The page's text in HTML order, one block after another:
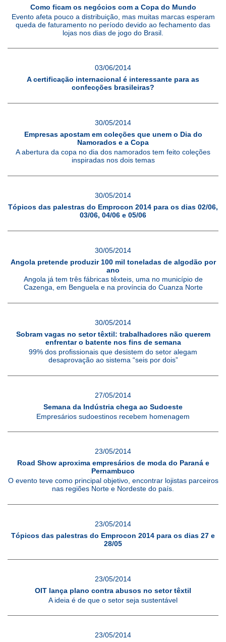
Como ficam os negócios com a Copa do Mundo
Evento afeta pouco a distribuição, mas muitas marcas esperam
queda de faturamento no período devido ao fechamento das
lojas nos dias de jogo do Brasil.
03/06/2014
A certificação internacional é interessante para as
confecções brasileiras?
30/05/2014
Empresas apostam em coleções que unem o Dia do
Namorados e a Copa
A abertura da copa no dia dos namorados tem feito coleções
inspiradas nos dois temas
30/05/2014
Tópicos das palestras do Emprocon 2014 para os dias 02/06,
03/06, 04/06 e 05/06
30/05/2014
Angola pretende produzir 100 mil toneladas de algodão por
ano
Angola já tem três fábricas têxteis, uma no município de
Cazenga, em Benguela e na província do Cuanza Norte
30/05/2014
Sobram vagas no setor têxtil: trabalhadores não querem
enfrentar o batente nos fins de semana
99% dos profissionais que desistem do setor alegam
desaprovação ao sistema “seis por dois”
27/05/2014
Semana da Indústria chega ao Sudoeste
Empresários sudoestinos recebem homenagem
23/05/2014
Road Show aproxima empresários de moda do Paraná e
Pernambuco
O evento teve como principal objetivo, encontrar lojistas parceiros
nas regiões Norte e Nordeste do país.
23/05/2014
Tópicos das palestras do Emprocon 2014 para os dias 27 e
28/05
23/05/2014
OIT lança plano contra abusos no setor têxtil
A ideia é de que o setor seja sustentável
23/05/2014